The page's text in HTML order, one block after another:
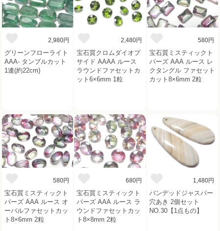
2,980円
グリーンフローライト
AAA- タンブルカット
1連(約22cm)
2,480円
宝石質クロムダイオプ
サイド AAAA ルース
ラウンドファセットカ
ット6×6mm 1粒
580円
宝石質ミスティックト
パーズ AAA ルース レ
クタングル ファセット
カット8×6mm 2粒
580円
宝石質ミスティックト
パーズ AAA ルース オ
ーバルファセットカッ
ト8×6mm 2粒
680円
宝石質ミスティックト
パーズ AAA ルース ラ
ウンドファセットカッ
ト8×8mm 2粒
1,480円
バンデッドジャスパー
穴あき 2個セット
NO.30【1点もの】